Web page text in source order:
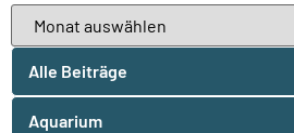
Alle Beiträge
Aquarium